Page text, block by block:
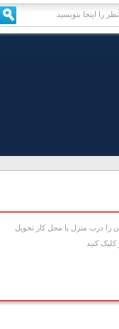
را درب منزل يا محل کار تحويل
کنيد